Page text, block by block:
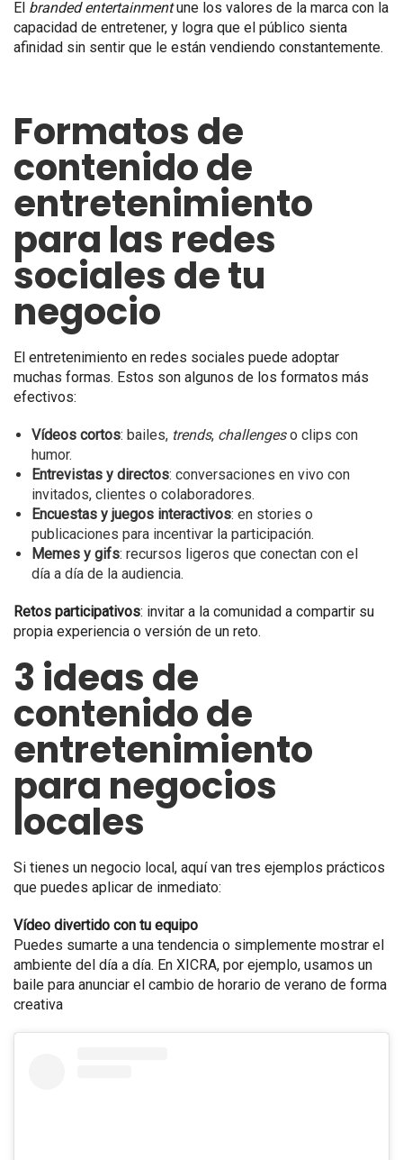
El branded entertainmentune los valores de la marca con la
capacidad de entretener, y logra que el público sienta
afinidad sin sentir que le están vendiendo constantemente.
Formatos de
contenido de
entretenimiento
para las redes
sociales de tu
negocio
El entretenimiento en redes sociales puede adoptar
muchas formas. Estos son algunos de los formatos más
efectivos:
Vídeos cortos: bailes, trends, challengeso clips con
humor.
Entrevistas y directos: conversaciones en vivo con
invitados, clientes o colaboradores.
Encuestas y juegos interactivos: en stories o
publicaciones para incentivar la participación.
Memes y gifs: recursos ligeros que conectan con el
día a día de la audiencia.
Retos participativos: invitar a la comunidad a compartir su
propia experiencia o versión de un reto.
3 ideas de
contenido de
entretenimiento
para negocios
locales
Si tienes un negocio local, aquí van tres ejemplos prácticos
que puedes aplicar de inmediato:
Vídeo divertido con tu equipo
Puedes sumarte a una tendencia o simplemente mostrar el
ambiente del día a día. En XICRA, por ejemplo, usamos un
baile para anunciar el cambio de horario de verano de forma
creativa